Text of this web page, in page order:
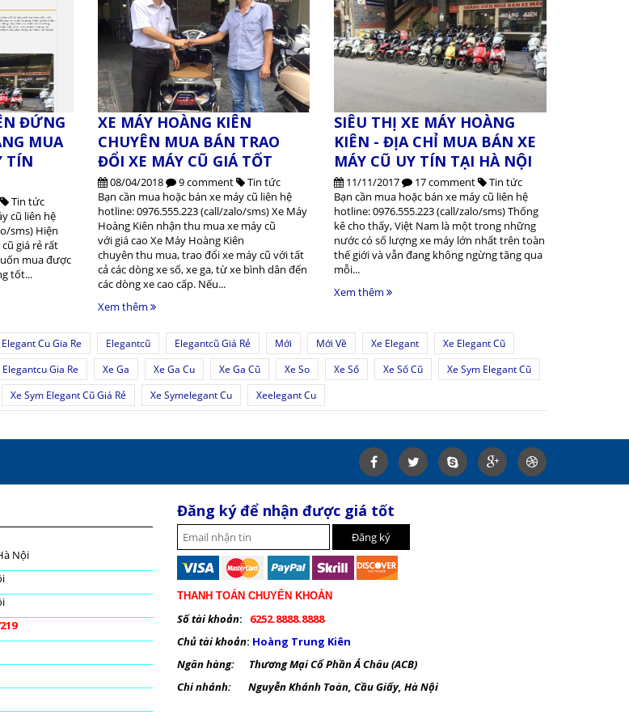
ĐỨNG
MUA
TÍN
Tin tức
cũ liên hệ
sms) Hiện
giá rẻ rất
mua được
tốt...
XE MÁY HOÀNG KIÊN
CHUYÊN MUA BÁN TRAO
ĐỔI XE MÁY CŨ GIÁ TỐT
08/04/2018 9 comment
Tin tức
Bạn cần mua hoặc bán xe máy cũ liên hệ
hotline: 0976.555.223 (call/zalo/sms) Xe Máy
Hoàng Kiên nhận thu mua xe máy cũ
với giá cao Xe Máy Hoàng Kiên
chuyên thu mua, trao đổi xe máy cũ với tất
cả các dòng xe số, xe ga, từ xe bình dân đến
các dòng xe cao cấp. Nếu...
Xem thêm
SIÊU THỊ XE MÁY HOÀNG
KIÊN - ĐỊA CHỈ MUA BÁN XE
MÁY CŨ UY TÍN TẠI HÀ NỘI
11/11/2017 17 comment
Tin tức
Bạn cần mua hoặc bán xe máy cũ liên hệ
hotline: 0976.555.223 (call/zalo/sms) Thống
kê cho thấy, Việt Nam là một trong những
nước có số lượng xe máy lớn nhất trên toàn
thế giới và vẫn đang không ngừng tăng qua
mỗi...
Xem thêm
Elegant Cu Gia Re Elegantcũ Elegantcũ Giá Rẻ Mới Mới Về Xe Elegant
Xe Elegant Cũ
Elegantcu Gia Re Xe Ga Xe Ga Cu Xe Ga Cũ Xe So Xe Số Xe Số Cũ
Xe Sym Elegant Cũ
Xe Sym Elegant Cũ Giá Rẻ Xe Symelegant Cu Xeelegant Cu
Nội
Đăng ký để nhận được giá tốt
THANH TOÁN CHUYỂN KHOẢN
Số tài khoản:
6252.8888.8888
Chủ tài khoản: Hoàng Trung Kiên
Ngân hàng: Thương Mại Cổ Phần Á Châu (ACB)
Chi nhánh: Nguyễn Khánh Toàn, Cầu Giấy, Hà Nội